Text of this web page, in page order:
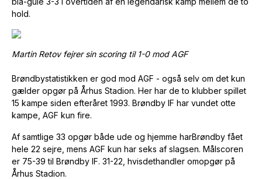
hold.
Martin Retov fejrer sin scoring til 1-0 mod AGF
Brøndbystatistikken er god mod AGF - også selv om det kun
gælder opgør på Århus Stadion. Her har de to klubber spillet
15 kampe siden efteråret 1993. Brøndby IF har vundet otte
kampe, AGF kun fire.
Af samtlige 33 opgør både ude og hjemme harBrøndby fået
hele 22 sejre, mens AGF kun har seks af slagsen. Målscoren
er 75-39 til Brøndby IF. 31-22, hvisdethandler omopgør på
Århus Stadion.